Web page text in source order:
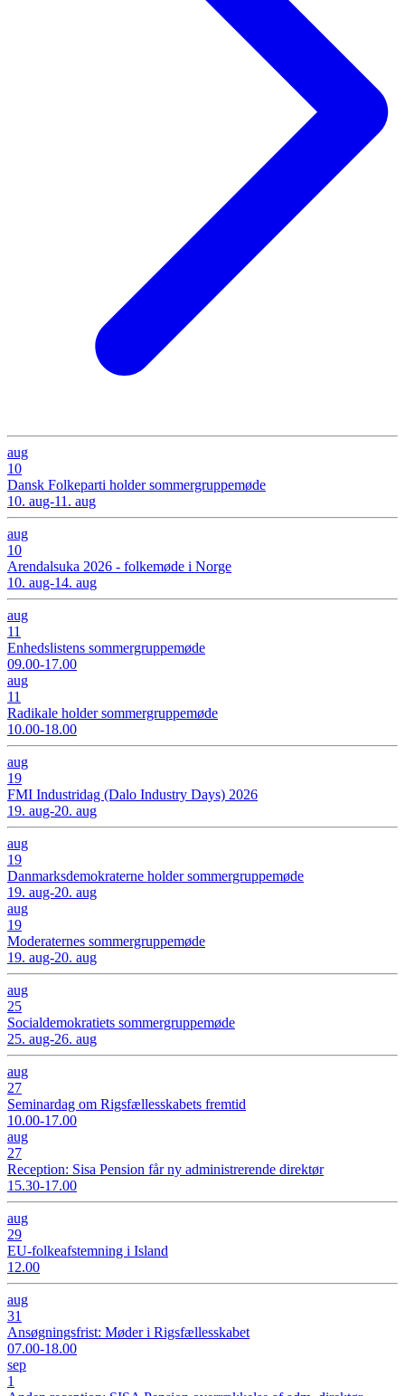
aug
10
Dansk Folkeparti holder sommergruppemøde
10. aug-11. aug
aug
10
Arendalsuka 2026 - folkemøde i Norge
10. aug-14. aug
aug
11
Enhedslistens sommergruppemøde
09.00-17.00
aug
11
Radikale holder sommergruppemøde
10.00-18.00
aug
19
FMI Industridag (Dalo Industry Days) 2026
19. aug-20. aug
aug
19
Danmarksdemokraterne holder sommergruppemøde
19. aug-20. aug
aug
19
Moderaternes sommergruppemøde
19. aug-20. aug
aug
25
Socialdemokratiets sommergruppemøde
25. aug-26. aug
aug
27
Seminardag om Rigsfællesskabets fremtid
10.00-17.00
aug
27
Reception: Sisa Pension får ny administrerende direktør
15.30-17.00
aug
29
EU-folkeafstemning i Island
12.00
aug
31
Ansøgningsfrist: Møder i Rigsfællesskabet
07.00-18.00
sep
1